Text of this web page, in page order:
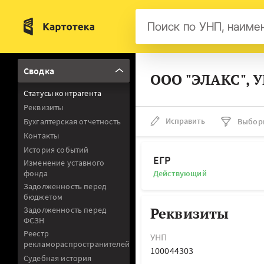
Сводка
Статусы контрагента
Реквизиты
Бухгалтерская отчетность
Контакты
История событий
Изменение уставного
фонда
Задолженность перед
бюджетом
Задолженность перед
ФСЗН
Реестр
рекламораспространителей
Судебная история
ООО "ЭЛАКС",
Исправить
ЕГР
Действующий
Реквизиты
УНП
100044303